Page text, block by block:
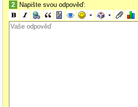
2 Napište svou odpověď: